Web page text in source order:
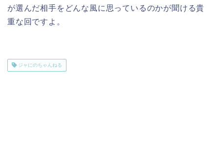
が選んだ相手をどんな風に思っているのかが聞ける貴
重な回ですよ。
ジャにのちゃんねる